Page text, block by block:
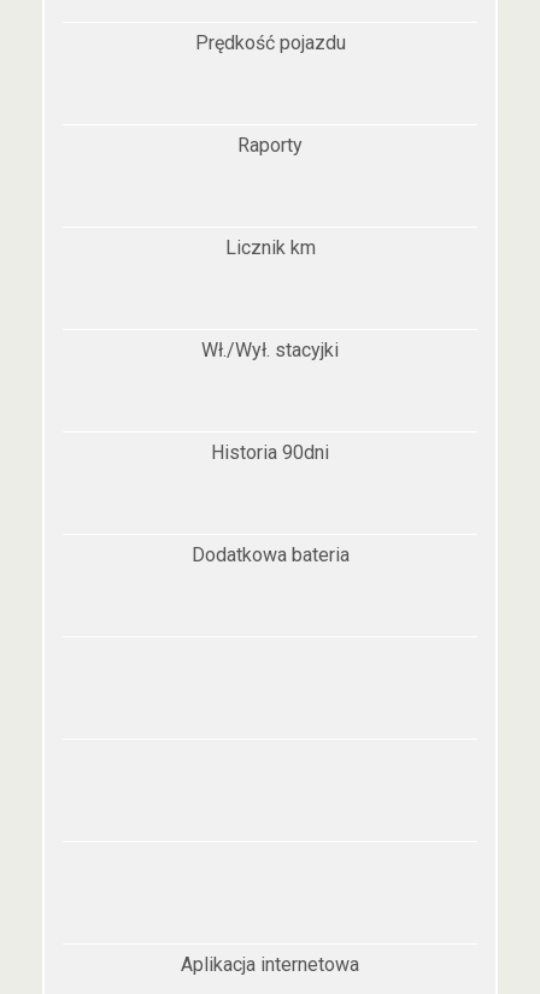
Prędkość pojazdu
Raporty
Licznik km
Wł./Wył. stacyjki
Historia 90dni
Dodatkowa bateria
Aplikacja internetowa